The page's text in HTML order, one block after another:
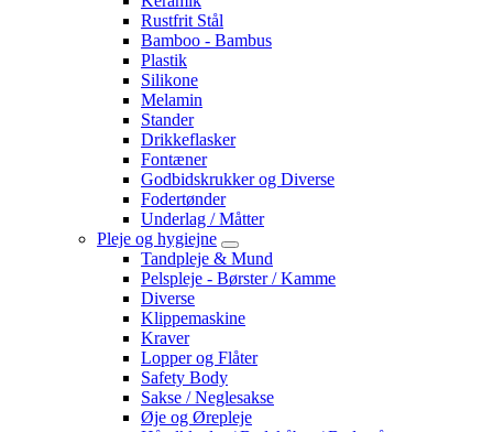
Rustfrit Stål
Bamboo - Bambus
Plastik
Silikone
Melamin
Stander
Drikkeflasker
Fontæner
Godbidskrukker og Diverse
Fodertønder
Underlag / Måtter
Pleje og hygiejne
Tandpleje & Mund
Pelspleje - Børster / Kamme
Diverse
Klippemaskine
Kraver
Lopper og Flåter
Safety Body
Sakse / Neglesakse
Øje og Ørepleje